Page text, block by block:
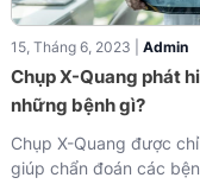
15, Tháng 6, 2023 | Admin
Chụp X-Quang phát
những bệnh gì?
Chụp X-Quang được
giúp chẩn đoán các